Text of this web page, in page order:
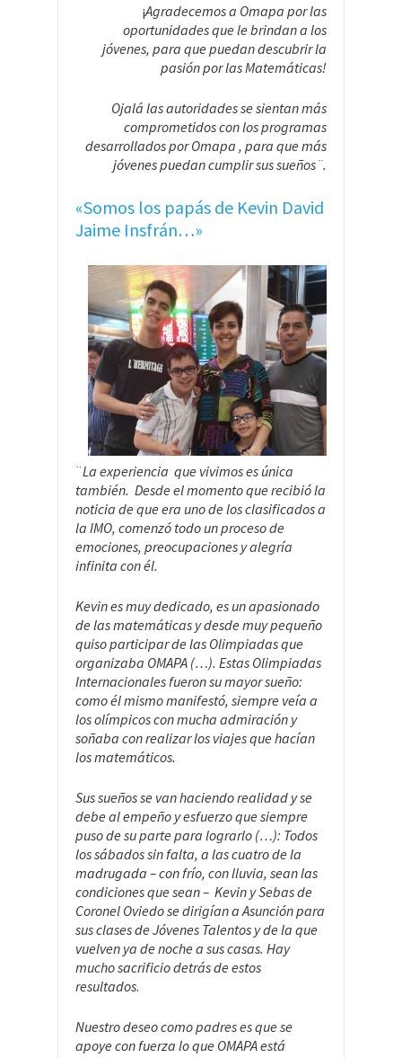
¡Agradecemos a Omapa por las
oportunidades que le brindan a los
jóvenes, para que puedan descubrir la
pasión por las Matemáticas!
Ojalá las autoridades se sientan más
comprometidos con los programas
desarrollados por Omapa , para que más
jóvenes puedan cumplir sus sueños¨.
«Somos los papás de Kevin David
Jaime Insfrán…»
¨La experiencia que vivimos es única
también. Desde el momento que recibió la
noticia de que era uno de los clasificados a
la IMO, comenzó todo un proceso de
emociones, preocupaciones y alegría
infinita con él.
Kevin es muy dedicado, es un apasionado
de las matemáticas y desde muy pequeño
quiso participar de las Olimpiadas que
organizaba OMAPA (…). Estas Olimpiadas
Internacionales fueron su mayor sueño:
como él mismo manifestó, siempre veía a
los olímpicos con mucha admiración y
soñaba con realizar los viajes que hacían
los matemáticos.
Sus sueños se van haciendo realidad y se
debe al empeño y esfuerzo que siempre
puso de su parte para lograrlo (…): Todos
los sábados sin falta, a las cuatro de la
madrugada – con frío, con lluvia, sean las
condiciones que sean – Kevin y Sebas de
Coronel Oviedo se dirigían a Asunción para
sus clases de Jóvenes Talentos y de la que
vuelven ya de noche a sus casas. Hay
mucho sacrificio detrás de estos
resultados.
Nuestro deseo como padres es que se
apoye con fuerza lo que OMAPA está